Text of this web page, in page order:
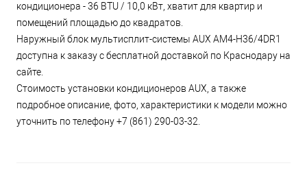
кондиционера - 36 BTU / 10,0 кВт, хватит для квартир и
помещений площадью до квадратов.
Наружный блок мультисплит-системы AUX AM4-H36/4DR1
доступна к заказу с бесплатной доставкой по Краснодару на
сайте.
Стоимость установки кондиционеров AUX, а также
подробное описание, фото, характеристики к модели можно
уточнить по телефону +7 (861) 290-03-32.